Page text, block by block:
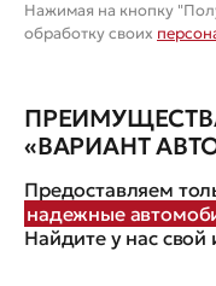
Нажимая на кнопку
обработку своих
«ВАРИАНТ
Предоставляем
надежные
Найдите у нас